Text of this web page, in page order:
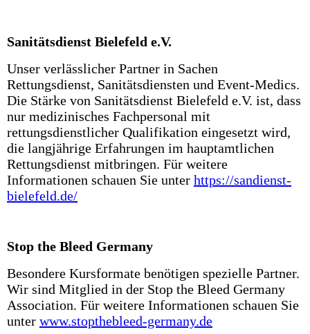
Sanitätsdienst Bielefeld e.V.
Unser verlässlicher Partner in Sachen
Rettungsdienst, Sanitätsdiensten und Event-Medics.
Die Stärke von Sanitätsdienst Bielefeld e.V. ist, dass
nur medizinisches Fachpersonal mit
rettungsdienstlicher Qualifikation eingesetzt wird,
die langjährige Erfahrungen im hauptamtlichen
Rettungsdienst mitbringen. Für weitere
Informationen schauen Sie unter https://sandienst-
bielefeld.de/
Stop the Bleed Germany
Besondere Kursformate benötigen spezielle Partner.
Wir sind Mitglied in der Stop the Bleed Germany
Association. Für weitere Informationen schauen Sie
unter www.stopthebleed-germany.de